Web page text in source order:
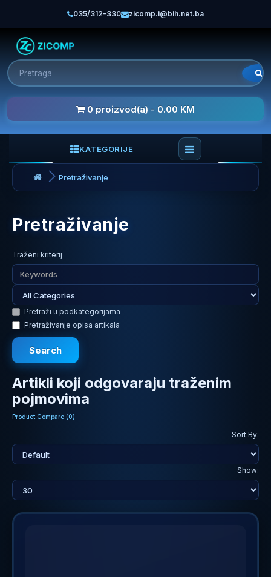
035/312-330 zicomp.i@bih.net.ba
0 proizvod(a) - 0.00 KM
KATEGORIJE
Pretraživanje
Pretraživanje
Traženi kriterij
Pretraži u podkategorijama
Pretraživanje opisa artikala
Artikli koji odgovaraju traženim
pojmovima
Product Compare (0)
Sort By:
Show: